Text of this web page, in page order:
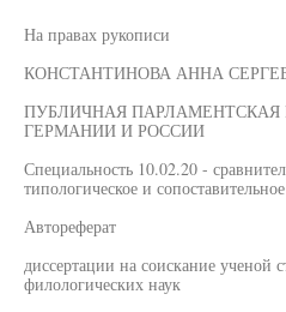
На правах рукописи
КОНСТАНТИНОВА АННА
ПУБЛИЧНАЯ ПАРЛАМЕНТСКАЯ
ГЕРМАНИИ И РОССИИ
Специальность 10.02.20 -
типологическое и
Автореферат
диссертации на соискание ученой
филологических наук